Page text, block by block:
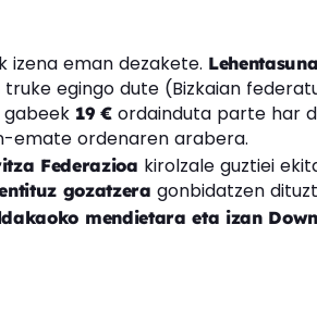
izena eman dezakete.
egingo dute (Bizkaian
19 €ordainduta parte har
emate ordenaren arabera.
Federazioa kirolzale guztiei
gozatzera gonbidatzen
mendietara eta izan